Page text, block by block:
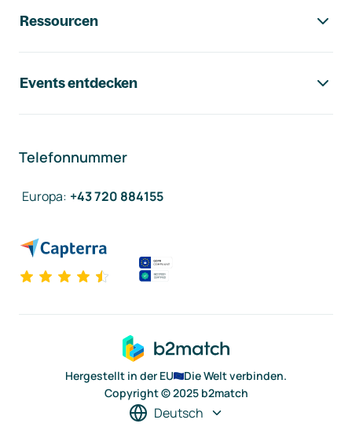
Ressourcen
Events entdecken
Telefonnummer
Europa: +43 720 884155
Hergestellt in der EU
Die Welt verbinden.
Copyright © 2025 b2match
Deutsch